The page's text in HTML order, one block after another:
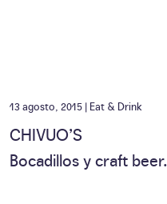
13 agosto, 2015 | Eat & Drink
CHIVUO’S
Bocadillos y craft beer.